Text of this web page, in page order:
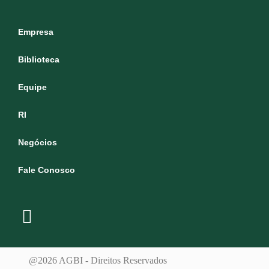
Empresa
Biblioteca
Equipe
RI
Negócios
Fale Conosco
@2026 AGBI - Direitos Reservados